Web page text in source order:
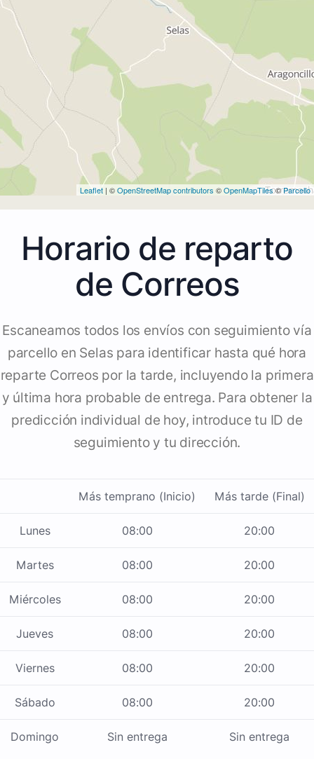
Leaflet | ©OpenStreetMap contributors ©OpenMapTiles©Parcello
Horario de reparto
de Correos
Escaneamos todos los envíos con seguimiento vía
parcello en Selas para identificar hasta qué hora
reparte Correos por la tarde, incluyendo la primera
y última hora probable de entrega. Para obtener la
predicción individual de hoy, introduce tu ID de
seguimiento y tu dirección.
Más temprano (Inicio) Más tarde (Final)
Lunes 08:00 20:00
Martes 08:00 20:00
Miércoles 08:00 20:00
Jueves 08:00 20:00
Viernes 08:00 20:00
Sábado 08:00 20:00
Domingo Sin entrega Sin entrega